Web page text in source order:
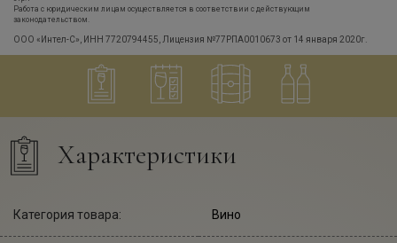
Работа с юридическим лицам осуществляется в соответствии с действующим
законодательством.
ООО «Интел-С», ИНН 7720794455, Лицензия №77РПА0010673 от 14 января 2020г.
Характеристики
Категория товара: Вино